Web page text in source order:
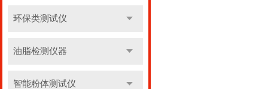
环保类测试仪
油脂检测仪器
智能粉体测试仪